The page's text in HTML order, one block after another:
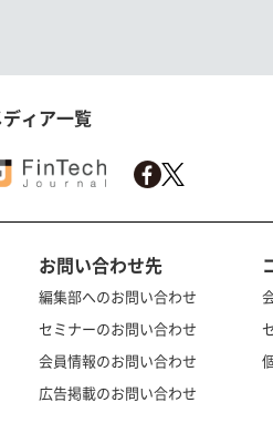
ィア一覧
お問い合わせ先
編集部へのお問い合わせ
セミナーのお問い合わせ
会員情報のお問い合わせ
広告掲載のお問い合わせ